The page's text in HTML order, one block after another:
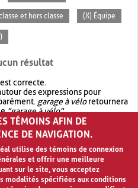
et hors classe (X) Équipe
résultat
correcte.
des expressions pour
garage à véloretournera
"garage à vélo".
avec OR.garage OR vélo
résultat quegarage à vélo
TÉMOINS AFIN DE
DE NAVIGATION.
utilise des témoins de connexion
et offrir une meilleure
sur le site, vous acceptez
modalités spécifiées aux conditions